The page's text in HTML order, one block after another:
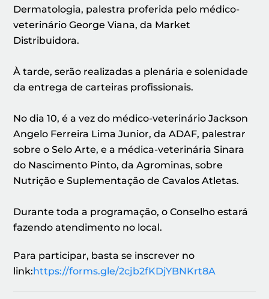
Dermatologia, palestra proferida pelo médico-
veterinário George Viana, da Market
Distribuidora.
À tarde, serão realizadas a plenária e solenidade
da entrega de carteiras profissionais.
No dia 10, é a vez do médico-veterinário Jackson
Angelo Ferreira Lima Junior, da ADAF, palestrar
sobre o Selo Arte, e a médica-veterinária Sinara
do Nascimento Pinto, da Agrominas, sobre
Nutrição e Suplementação de Cavalos Atletas.
Durante toda a programação, o Conselho estará
fazendo atendimento no local.
Para participar, basta se inscrever no
link:https://forms.gle/2cjb2fKDjYBNKrt8A